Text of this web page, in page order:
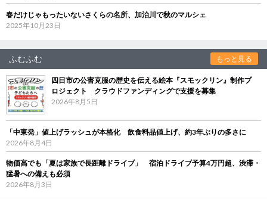
春だけじゃもったいないさくらの名所、加治川で秋のマルシェ
2025年10月23日
ふむふむ もっと見る
四日市の公害克服の歴史を伝える絵本『スモックリン』制作プ
ロジェクト クラウドファンディングで支援を募集
2026年8月5日
「中東発」値上げラッシュが本格化 飲食料品値上げ、約3年ぶりの多さに
2026年8月4日
物価高でも「夏は家族で長距離ドライブ」 宿泊ドライブ予算4万円超、渋滞・
猛暑への備えも必須
2026年8月3日